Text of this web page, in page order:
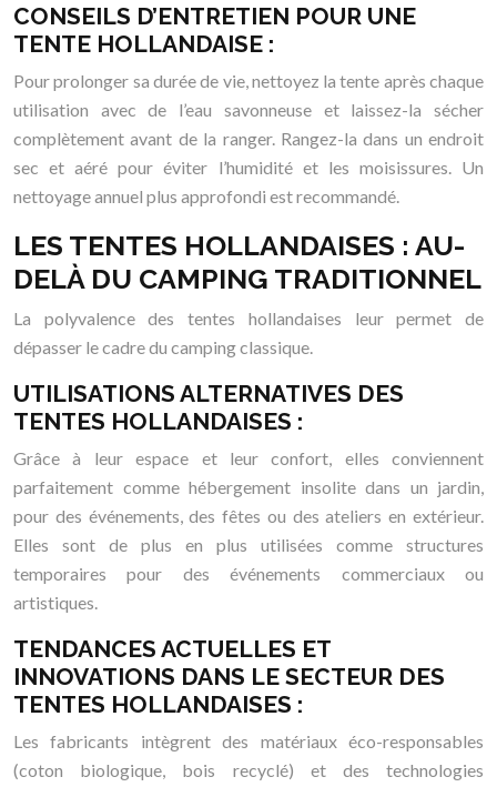
CONSEILS D’ENTRETIEN POUR UNE
TENTE HOLLANDAISE :
Pour prolonger sa durée de vie, nettoyez la tente après chaque
utilisation avec de l’eau savonneuse et laissez-la sécher
complètement avant de la ranger. Rangez-la dans un endroit
sec et aéré pour éviter l’humidité et les moisissures. Un
nettoyage annuel plus approfondi est recommandé.
LES TENTES HOLLANDAISES : AU-
DELÀ DU CAMPING TRADITIONNEL
La polyvalence des tentes hollandaises leur permet de
dépasser le cadre du camping classique.
UTILISATIONS ALTERNATIVES DES
TENTES HOLLANDAISES :
Grâce à leur espace et leur confort, elles conviennent
parfaitement comme hébergement insolite dans un jardin,
pour des événements, des fêtes ou des ateliers en extérieur.
Elles sont de plus en plus utilisées comme structures
temporaires pour des événements commerciaux ou
artistiques.
TENDANCES ACTUELLES ET
INNOVATIONS DANS LE SECTEUR DES
TENTES HOLLANDAISES :
Les fabricants intègrent des matériaux éco-responsables
(coton biologique, bois recyclé) et des technologies